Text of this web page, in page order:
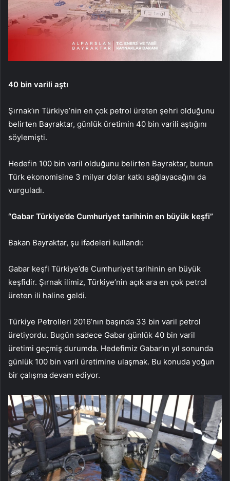
40 bin varili aştı
Şırnak’ın Türkiye’nin en çok petrol üreten şehri olduğunu
belirten Bayraktar, günlük üretimin 40 bin varili aştığını
söylemişti.
Hedefin 100 bin varil olduğunu belirten Bayraktar, bunun
Türk ekonomisine 3 milyar dolar katkı sağlayacağını da
vurguladı.
“Gabar Türkiye’de Cumhuriyet tarihinin en büyük keşfi”
Bakan Bayraktar, şu ifadeleri kullandı:
Gabar keşfi Türkiye’de Cumhuriyet tarihinin en büyük
keşfidir. Şırnak ilimiz, Türkiye’nin açık ara en çok petrol
üreten ili haline geldi.
Türkiye Petrolleri 2016’nın başında 33 bin varil petrol
üretiyordu. Bugün sadece Gabar günlük 40 bin varil
üretimi geçmiş durumda. Hedefimiz Gabar’ın yıl sonunda
günlük 100 bin varil üretimine ulaşmak. Bu konuda yoğun
bir çalışma devam ediyor.